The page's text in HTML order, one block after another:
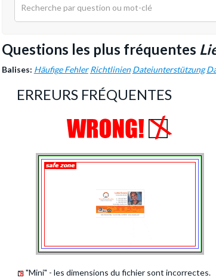
Questions les plus fréquentes
Balises: Häufige Fehler Richtlinien Dateiunterstützung
ERREURS FRÉQUENTES
"Mini" - les dimensions du fichier sont incorrectes.